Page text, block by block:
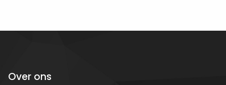
Over ons